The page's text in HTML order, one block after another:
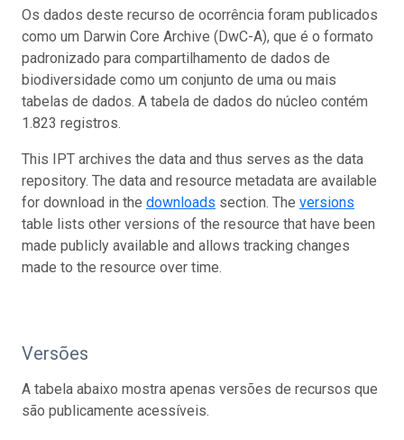
Os dados deste recurso de ocorrência foram publicados
como um Darwin Core Archive (DwC-A), que é o formato
padronizado para compartilhamento de dados de
biodiversidade como um conjunto de uma ou mais
tabelas de dados. A tabela de dados do núcleo contém
1.823 registros.
This IPT archives the data and thus serves as the data
repository. The data and resource metadata are available
for download in the downloads section. The versions
table lists other versions of the resource that have been
made publicly available and allows tracking changes
made to the resource over time.
Versões
A tabela abaixo mostra apenas versões de recursos que
são publicamente acessíveis.